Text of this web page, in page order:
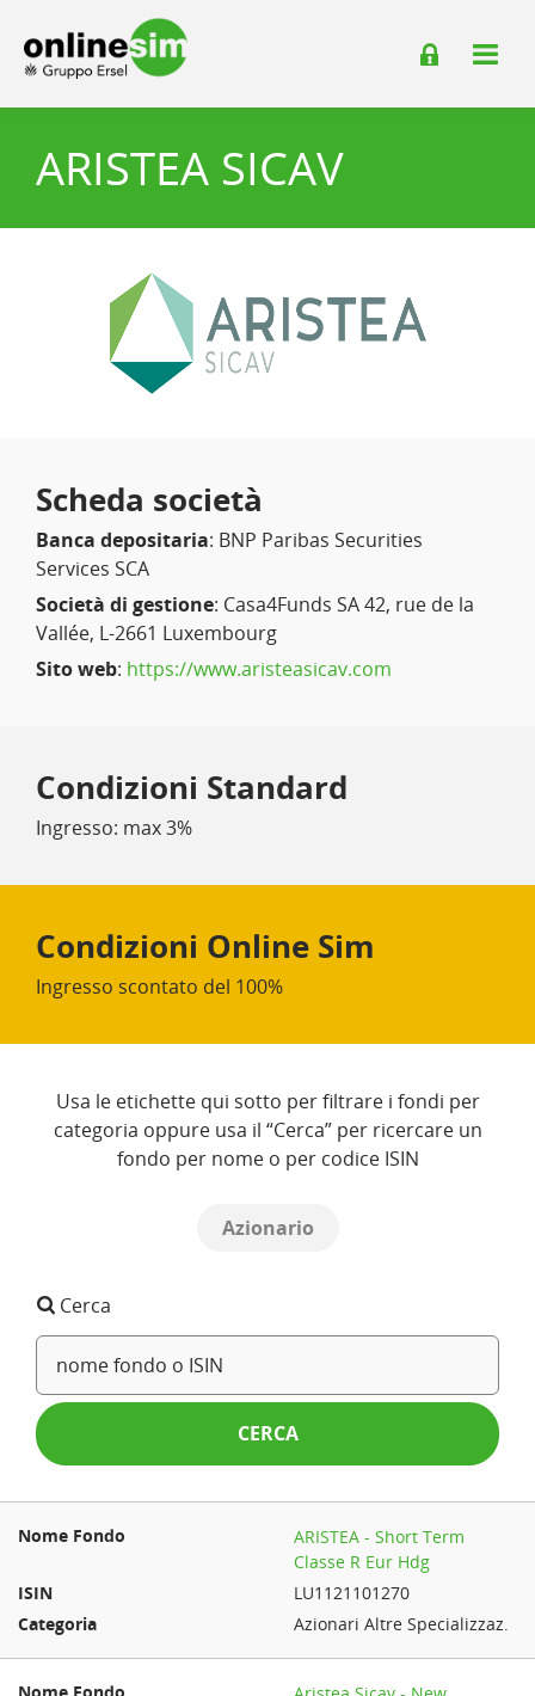
ARISTEA SICAV
Scheda società
Banca depositaria: BNP Paribas Securities
Services SCA
Società di gestione: Casa4Funds SA 42, rue de la
Vallée, L-2661 Luxembourg
Sito web: https://www.aristeasicav.com
Condizioni Standard
Ingresso: max 3%
Condizioni Online Sim
Ingresso scontato del 100%
Usa le etichette qui sotto per filtrare i fondi per
categoria oppure usa il “Cerca” per ricercare un
fondo per nome o per codice ISIN
Azionario
Cerca
CERCA
ARISTEA - Short Term
Classe R Eur Hdg
LU1121101270
Azionari Altre Specializzaz.